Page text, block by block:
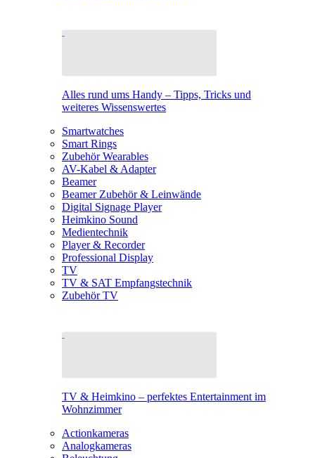
Alles rund ums Handy – Tipps, Tricks und
weiteres Wissenswertes
Smartwatches
Smart Rings
Zubehör Wearables
AV-Kabel & Adapter
Beamer
Beamer Zubehör & Leinwände
Digital Signage Player
Heimkino Sound
Medientechnik
Player & Recorder
Professional Display
TV
TV & SAT Empfangstechnik
Zubehör TV
TV & Heimkino – perfektes Entertainment im
Wohnzimmer
Actionkameras
Analogkameras